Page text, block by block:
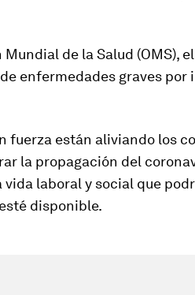
de la Salud (OMS),
enfermedades graves por
fuerza están aliviando los
la propagación del
laboral y social que
disponible.